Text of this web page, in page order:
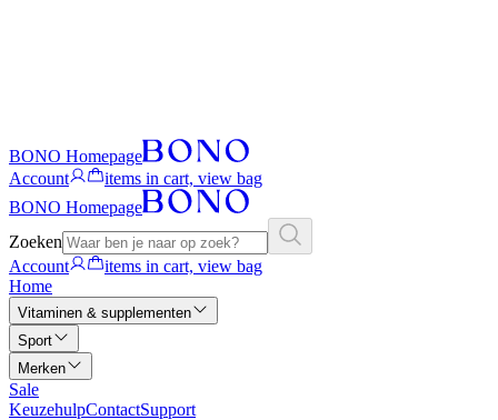
BONO Homepage
Account
items in cart, view bag
BONO Homepage
Zoeken
Account
items in cart, view bag
Home
Vitaminen & supplementen
Sport
Merken
Sale
KeuzehulpContactSupport